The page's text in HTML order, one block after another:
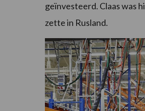
geïnvesteerd. Claas was
zette in Rusland.